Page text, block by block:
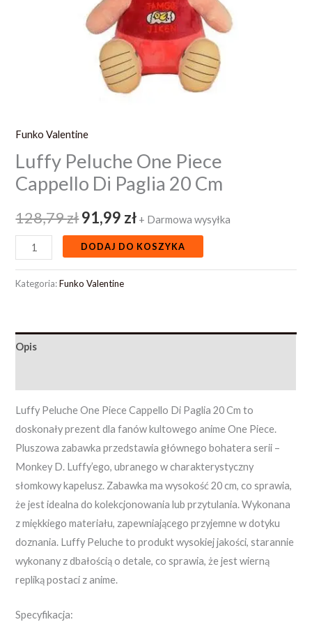
Funko Valentine
Luffy Peluche One Piece
Cappello Di Paglia 20 Cm
128,79zł91,99 zł + Darmowa wysyłka
DODAJ DO KOSZYKA
Kategoria:Funko Valentine
Opis
Luffy Peluche One Piece Cappello Di Paglia 20 Cm to
doskonały prezent dla fanów kultowego anime One Piece.
Pluszowa zabawka przedstawia głównego bohatera serii –
Monkey D. Luffy’ego, ubranego w charakterystyczny
słomkowy kapelusz. Zabawka ma wysokość 20 cm, co sprawia,
że jest idealna do kolekcjonowania lub przytulania. Wykonana
z miękkiego materiału, zapewniającego przyjemne w dotyku
doznania. Luffy Peluche to produkt wysokiej jakości, starannie
wykonany z dbałością o detale, co sprawia, że jest wierną
repliką postaci z anime.
Specyfikacja: